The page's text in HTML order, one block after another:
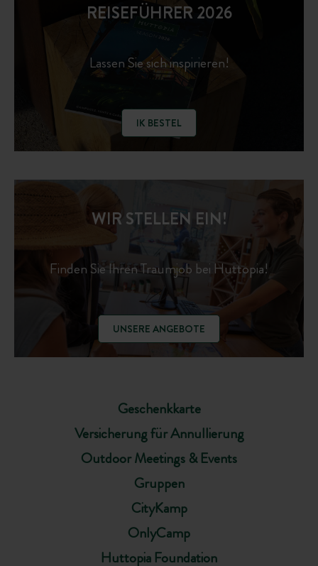
REISEFÜHRER 2026
Lassen Sie sich inspirieren!
IK BESTEL
Geschenkkarte
Versicherung für Annullierung
Outdoor Meetings & Events
Gruppen
CityKamp
OnlyCamp
Huttopia Foundation
WIR STELLEN EIN!
Finden Sie Ihren Traumjob bei Huttopia!
UNSERE ANGEBOTE